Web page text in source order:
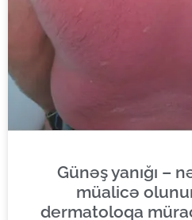
Günəş yanığı –
müalicə
dermatoloqa